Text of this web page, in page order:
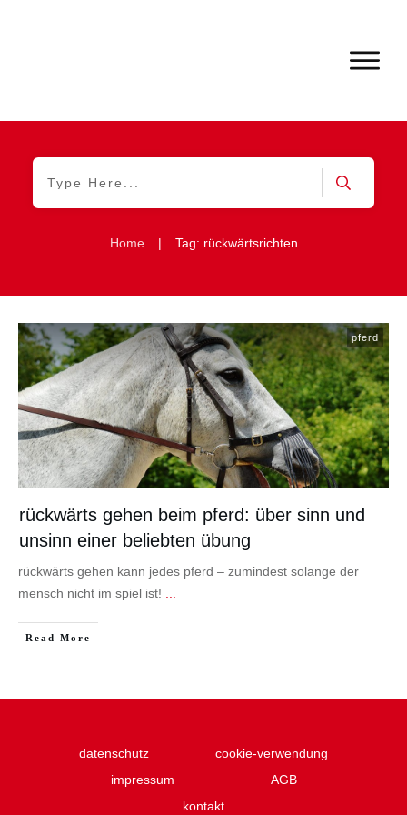
Home | Tag: rückwärtsrichten
pferd
rückwärts gehen beim pferd: über sinn und
unsinn einer beliebten übung
rückwärts gehen kann jedes pferd – zumindest solange der
mensch nicht im spiel ist!
Read More
datenschutz
cookie-verwendung
impressum
AGB
kontakt